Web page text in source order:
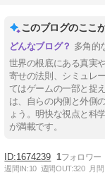
このブログのここ
多角的
世界の根底にある真実
寄せの法則、シミュレ
てはゲームの一部と捉
は、自らの内側と外側
ょう。明快な視点と科
が満載です。
1674239 1
週間IN:10 週間OUT:320 月